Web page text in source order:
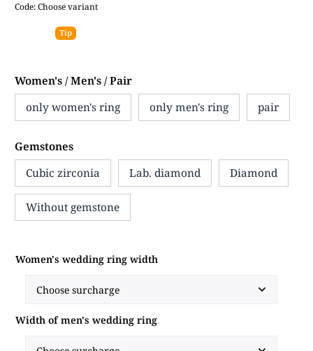
Code:Choose variant
Tip
Women's / Men's / Pair
only women's ring
only men's ring pair
Gemstones
Cubic zirconia
Lab. diamond Diamond
Without gemstone
Women's wedding ring width
Width of men's wedding ring